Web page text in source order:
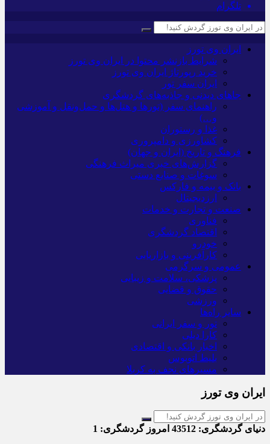
تلگرام
ایران وی تورز
شرایط بازنشر محتوا در ایران وی تورز
خرید رپورتاژ ایران وی تورز
ایران سفر تور
جاهای دیدنی و جاذبه‌های گردشگری
راهنمای سفر (تورها و هتل‌ها و حمل‌و‌نقل و آموزشی
و…)
غذا و رستوران
کشاورزی و دامپروری
فرهنگ و تاریخ (ایران و جهان)
گزارش‌های خبری میراث فرهنگی
سوغات و صنایع دستی
بانک و بیمه و فارکس
ارزدیجیتال
صنعت و تجارت و خدمات
فناوری
اقتصاد گردشگری
خودرو
کارآفرینی و بازاریابی
عمومی و سرگرمی
پزشکی، سلامت و زیبایی
حقوق و قضایی
ورزشی
سایر راه‌ها
تور و سفر ایرانی
کارا دیلی
اخبار بانکی و اقتصادی
بلیط اتوبوس
مسیرهای نجف به کربلا
ایران وی تورز
دنیای گردشگری: امروز گردشگری: